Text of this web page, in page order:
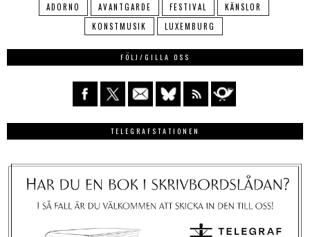
ADORNO AVANTGARDE FESTIVAL
KÄNSLOR
KONSTMUSIK
LUXEMBURG
FÖLJ/GILLA OSS
TELEGRAFSTATIONEN